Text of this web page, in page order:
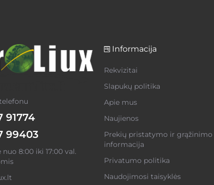
91774
99403
8:00 iki 17:00 val.
Informacija
Rekvizitai
Slapukų politika
Apie mus
Naujienos
Prekių pristatymo ir grąžinimo
informacija
Privatumo politika
Naudojimosi taisyklės